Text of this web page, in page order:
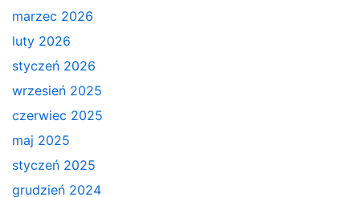
marzec 2026
luty 2026
styczeń 2026
wrzesień 2025
czerwiec 2025
maj 2025
styczeń 2025
grudzień 2024